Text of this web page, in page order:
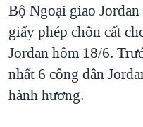
Bộ Ngoại giao
giấy phép chôn cất
Jordan hôm 18/6.
nhất 6 công dân
hành hương.